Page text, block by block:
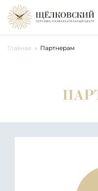
Главная Партнерам